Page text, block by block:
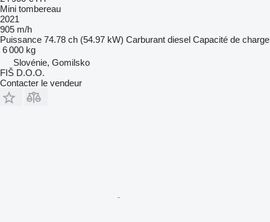
Mini tombereau
2021
905 m/h
Puissance 74.78 ch (54.97 kW) Carburant diesel Capacité de charge
6 000 kg
Slovénie, Gomilsko
FIŠ D.O.O.
Contacter le vendeur